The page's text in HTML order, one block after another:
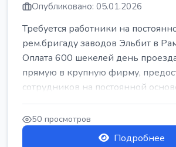
Опубликовано: 05.01.2026
Требуется работники на
рем.бригаду заводов Эльбит в
Оплата 600 шекелей день
прямую в крупную фирму,
сотрудников на постоянной
50 просмотров
Подробнее